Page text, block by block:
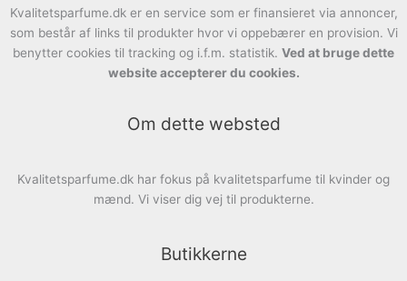
Kvalitetsparfume.dk er en service som er finansieret via annoncer,
som består af links til produkter hvor vi oppebærer en provision. Vi
benytter cookies til tracking og i.f.m. statistik. Ved at bruge dette
website accepterer du cookies.
Om dette websted
Kvalitetsparfume.dk har fokus på kvalitetsparfume til kvinder og
mænd. Vi viser dig vej til produkterne.
Butikkerne